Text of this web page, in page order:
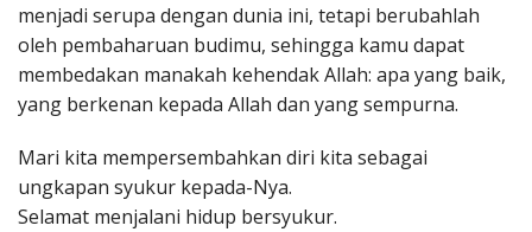
menjadi serupa dengan dunia ini, tetapi berubahlah
oleh pembaharuan budimu, sehingga kamu dapat
membedakan manakah kehendak Allah: apa yang baik,
yang berkenan kepada Allah dan yang sempurna.
Mari kita mempersembahkan diri kita sebagai
ungkapan syukur kepada-Nya.
Selamat menjalani hidup bersyukur.